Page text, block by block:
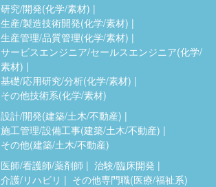
研究/開発(化学/素材)
生産/製造技術開発(化学/素材)
生産管理/品質管理(化学/素材)
サービスエンジニア/セールスエンジニア(化学/
素材)
基礎/応用研究/分析(化学/素材)
その他技術系(化学/素材)
設計/開発(建築/土木/不動産)
施工管理/設備工事(建築/土木/不動産)
その他(建築/土木/不動産)
医師/看護師/薬剤師
治験/臨床開発
介護/リハビリ
その他専門職(医療/福祉系)